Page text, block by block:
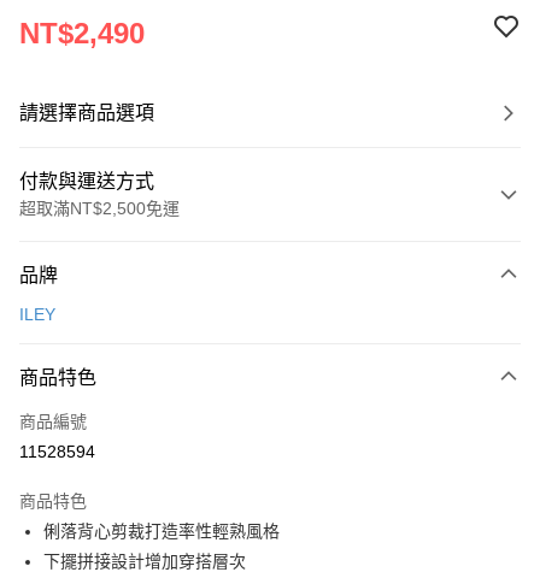
NT$2,490
請選擇商品選項
付款與運送方式
超取滿NT$2,500免運
信用卡一次付款
3 期 0 利率 每期
合作金庫商業銀行
上海商業儲蓄銀行
臺灣中小企業銀行
匯豐（台灣）商業銀行
聯邦商業銀行
超商取貨付款
LINE Pay
Apple Pay
街口支付
品牌
ILEY
商品特色
商品編號
11528594
商品特色
俐落背心剪裁打造率性輕熟風格
下擺拼接設計增加穿搭層次